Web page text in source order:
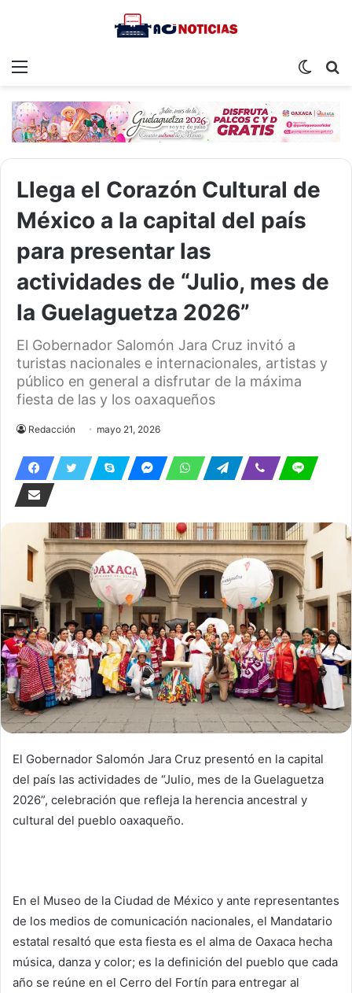
Menu
Switch
Llega el Corazón Cultural de
México a la capital del país
para presentar las
actividades de “Julio, mes de
la Guelaguetza 2026”
El Gobernador Salomón Jara Cruz invitó a
turistas nacionales e internacionales, artistas y
público en general a disfrutar de la máxima
fiesta de las y los oaxaqueños
Redacción mayo 21, 2026
El Gobernador Salomón Jara Cruz presentó en la capital
del país las actividades de “Julio, mes de la Guelaguetza
2026”, celebración que refleja la herencia ancestral y
cultural del pueblo oaxaqueño.
En el Museo de la Ciudad de México y ante representantes
de los medios de comunicación nacionales, el Mandatario
estatal resaltó que esta fiesta es el alma de Oaxaca hecha
música, danza y color; es la definición del pueblo que cada
año se reúne en el Cerro del Fortín para entregar al